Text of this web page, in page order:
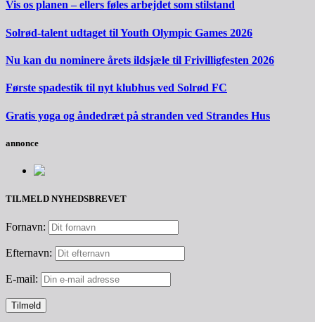
Vis os planen – ellers føles arbejdet som stilstand
Solrød-talent udtaget til Youth Olympic Games 2026
Nu kan du nominere årets ildsjæle til Frivilligfesten 2026
Første spadestik til nyt klubhus ved Solrød FC
Gratis yoga og åndedræt på stranden ved Strandes Hus
annonce
TILMELD NYHEDSBREVET
Fornavn:
Efternavn:
E-mail: